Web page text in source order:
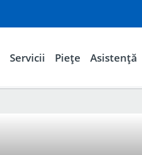
Servicii Piețe Asistență